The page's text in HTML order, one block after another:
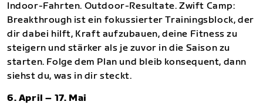
Indoor-Fahrten. Outdoor-Resultate. Zwift Camp:
Breakthrough ist ein fokussierter Trainingsblock, der
dir dabei hilft, Kraft aufzubauen, deine Fitness zu
steigern und stärker als je zuvor in die Saison zu
starten. Folge dem Plan und bleib konsequent, dann
siehst du, was in dir steckt.
6. April – 17. Mai